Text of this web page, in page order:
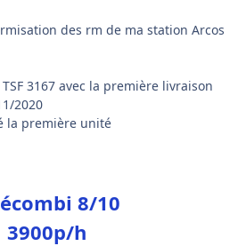
des rm de ma station Arcos
3167 avec la première livraison
2020
la première unité
8/10
3900p/h